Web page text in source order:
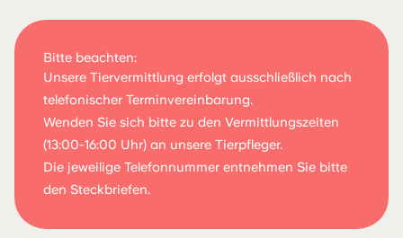
Bitte beachten:
Unsere Tiervermittlung erfolgt ausschließlich nach
telefonischer Terminvereinbarung.
Wenden Sie sich bitte zu den Vermittlungszeiten
(13:00-16:00 Uhr) an unsere Tierpfleger.
Die jeweilige Telefonnummer entnehmen Sie bitte
den Steckbriefen.